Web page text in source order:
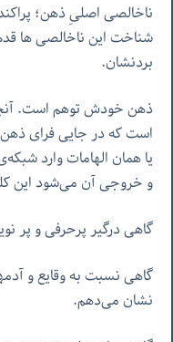
ناخالصی اصلیِ ذهن؛
شناخت این ناخالصی ها
بردنشان.
ذهن خودش توهم است.
است که در جایی فرای
یا همان الهامات وارد
و خروجی آن می‌شود این
گاهی درگیر پرحرفی و پر
گاهی نسبت به وقایع و
نشان می‌دهم.